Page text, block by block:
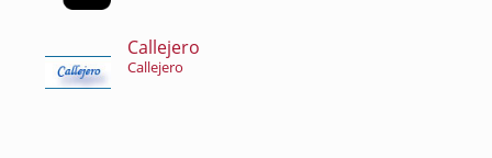
Callejero
Callejero